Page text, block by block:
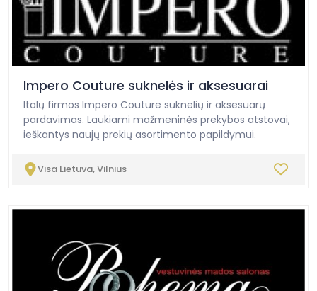
Impero Couture suknelės ir aksesuarai
Italų firmos Impero Couture suknelių ir aksesuarų
pardavimas. Laukiami mažmeninės prekybos atstovai,
ieškantys naujų prekių asortimento papildymui.
Visa Lietuva, Vilnius